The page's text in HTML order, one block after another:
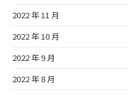
2022 年 11 月
2022 年 10 月
2022 年 9 月
2022 年 8 月